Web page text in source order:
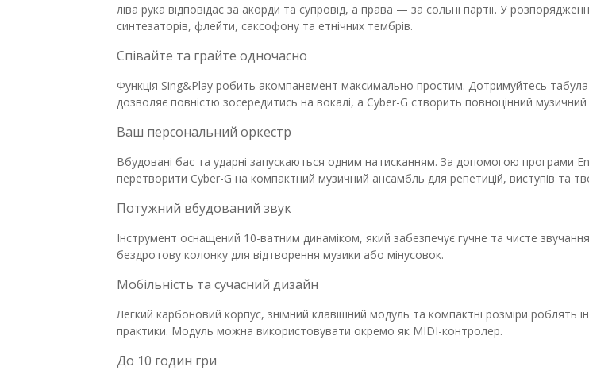
ліва рука відповідає за акорди та супровід, а права — за сольні партії. У
синтезаторів, флейти, саксофону та етнічних тембрів.
Співайте та грайте одночасно
Функція Sing&Play робить акомпанемент максимально простим. Дотримуйтесь
дозволяє повністю зосередитись на вокалі, а Cyber-G створить повноцінний музичний
Ваш персональний оркестр
Вбудовані бас та ударні запускаються одним натисканням. За допомогою програми
перетворити Cyber-G на компактний музичний ансамбль для репетицій, виступів та
Потужний вбудований звук
Інструмент оснащений 10-ватним динаміком, який забезпечує гучне та чисте
бездротову колонку для відтворення музики або мінусовок.
Мобільність та сучасний дизайн
Легкий карбоновий корпус, знімний клавішний модуль та компактні розміри
практики. Модуль можна використовувати окремо як MIDI-контролер.
До 10 годин гри